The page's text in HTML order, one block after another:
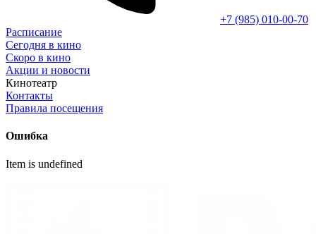
+7 (985) 010-00-70
Расписание
Сегодня в кино
Скоро в кино
Акции и новости
Кинотеатр
Контакты
Правила посещения
Ошибка
Item is undefined